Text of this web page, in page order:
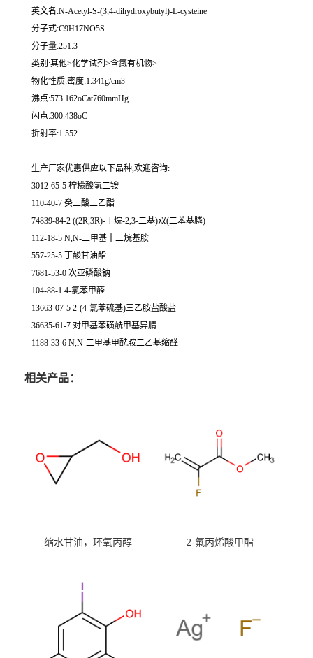
英文名:N-Acetyl-S-(3,4-dihydroxybutyl)-L-cysteine
分子式:C9H17NO5S
分子量:251.3
类别:其他>化学试剂>含氮有机物>
物化性质:密度:1.341g/cm3
沸点:573.162oCat760mmHg
闪点:300.438oC
折射率:1.552
生产厂家优惠供应以下品种,欢迎咨询:
3012-65-5 柠檬酸氢二铵
110-40-7 癸二酸二乙酯
74839-84-2 ((2R,3R)-丁烷-2,3-二基)双(二苯基膦)
112-18-5 N,N-二甲基十二烷基胺
557-25-5 丁酸甘油酯
7681-53-0 次亚磷酸钠
104-88-1 4-氯苯甲醛
13663-07-5 2-(4-氯苯硫基)三乙胺盐酸盐
36635-61-7 对甲基苯磺酰甲基异腈
1188-33-6 N,N-二甲基甲酰胺二乙基缩醛
相关产品：
缩水甘油，环氧丙醇 2-氟丙烯酸甲酯